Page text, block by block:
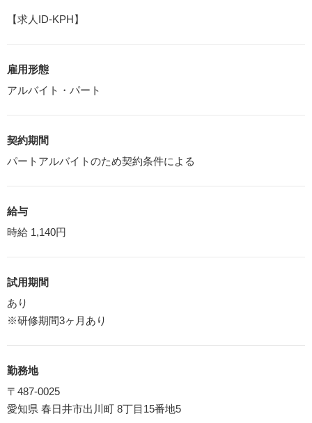
【求人ID-KPH】
雇用形態
アルバイト・パート
契約期間
パートアルバイトのため契約条件による
給与
時給 1,140円
試用期間
あり
※研修期間3ヶ月あり
勤務地
〒487-0025
愛知県 春日井市出川町 8丁目15番地5